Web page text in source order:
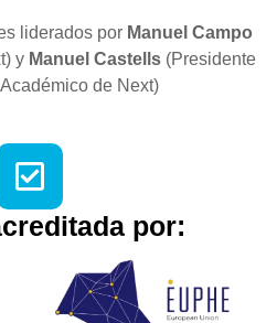
liderados por Manuel Campo
y Manuel Castells (Presidente
de Next)
por: